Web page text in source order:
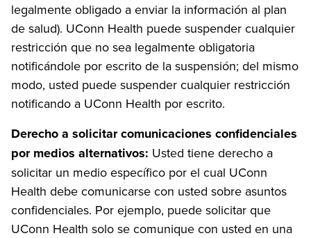
legalmente obligado a enviar la información al plan
de salud). UConn Health puede suspender cualquier
restricción que no sea legalmente obligatoria
notificándole por escrito de la suspensión; del mismo
modo, usted puede suspender cualquier restricción
notificando a UConn Health por escrito.
Derecho a solicitar comunicaciones confidenciales
por medios alternativos: Usted tiene derecho a
solicitar un medio específico por el cual UConn
Health debe comunicarse con usted sobre asuntos
confidenciales. Por ejemplo, puede solicitar que
UConn Health solo se comunique con usted en una